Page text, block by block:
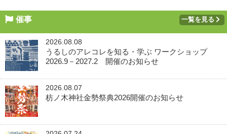
催事 一覧を見る
2026.08.08
うるしのアレコレを知る・学ぶ ワークショップ
2026.9－2027.2 開催のお知らせ
2026.08.07
枋ノ木神社金勢祭典2026開催のお知らせ